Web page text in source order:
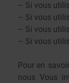
– Si vous
– Si vous
– Si vous
– Si vous
Pour en
nous Vous